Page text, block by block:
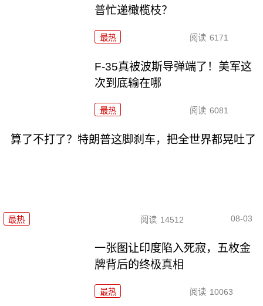
普忙递橄榄枝？
最热 阅读 6171
F-35真被波斯导弹端了！美军这
次到底输在哪
最热 阅读 6081
算了不打了？特朗普这脚刹车，把全世界都晃吐了
最热 阅读 14512 08-03
一张图让印度陷入死寂，五枚金
牌背后的终极真相
最热 阅读 10063